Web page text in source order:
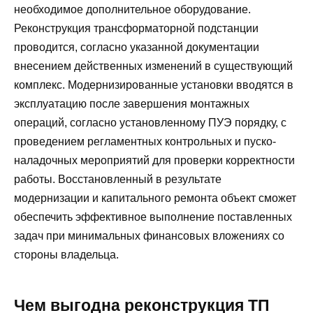
необходимое дополнительное оборудование.
Реконструкция трансформаторной подстанции
проводится, согласно указанной документации
внесением действенных изменений в существующий
комплекс. Модернизированные установки вводятся в
эксплуатацию после завершения монтажных
операций, согласно установленному ПУЭ порядку, с
проведением регламентных контрольных и пуско-
наладочных мероприятий для проверки корректности
работы. Восстановленный в результате
модернизации и капитального ремонта объект сможет
обеспечить эффективное выполнение поставленных
задач при минимальных финансовых вложениях со
стороны владельца.
Чем выгодна реконструкция ТП